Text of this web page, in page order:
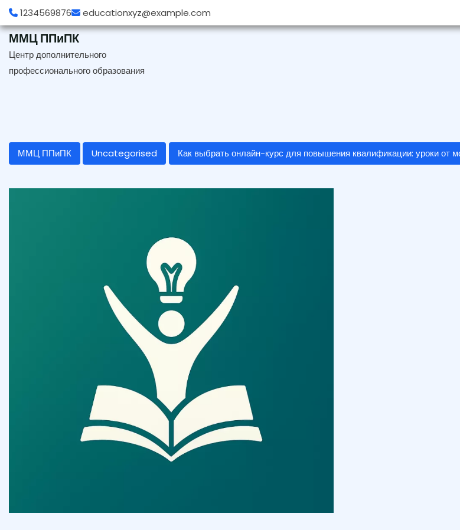
Перейти
содержимому
1234569876 educationxyz@example.com
ММЦ ППиПК
Центр дополнительного
профессионального образования
ММЦ ППиПК Uncategorised Как выбрать онлайн-курс для повышения квалификации: уроки от